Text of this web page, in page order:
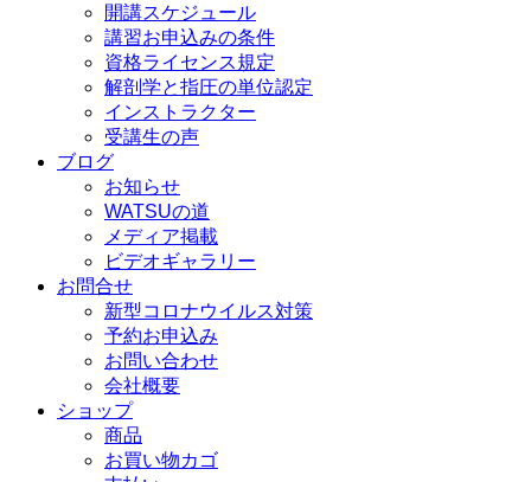
開講スケジュール
講習お申込みの条件
資格ライセンス規定
解剖学と指圧の単位認定
インストラクター
受講生の声
ブログ
お知らせ
WATSUの道
メディア掲載
ビデオギャラリー
お問合せ
新型コロナウイルス対策
予約お申込み
お問い合わせ
会社概要
ショップ
商品
お買い物カゴ